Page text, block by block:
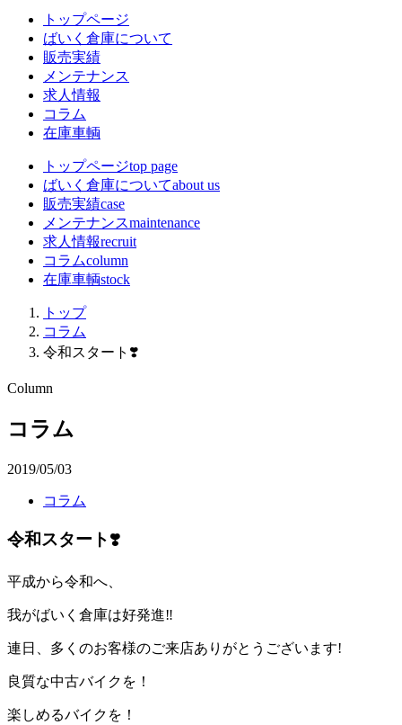
トップページ
ばいく倉庫について
販売実績
メンテナンス
求人情報
コラム
在庫車輌
トップページtop page
ばいく倉庫についてabout us
販売実績case
メンテナンスmaintenance
求人情報recruit
コラムcolumn
在庫車輌stock
トップ
コラム
令和スタート❣️
Column
コラム
2019/05/03
コラム
令和スタート❣️
平成から令和へ、
我がばいく倉庫は好発進‼︎
連日、多くのお客様のご来店ありがとうございます!
良質な中古バイクを！
楽しめるバイクを！